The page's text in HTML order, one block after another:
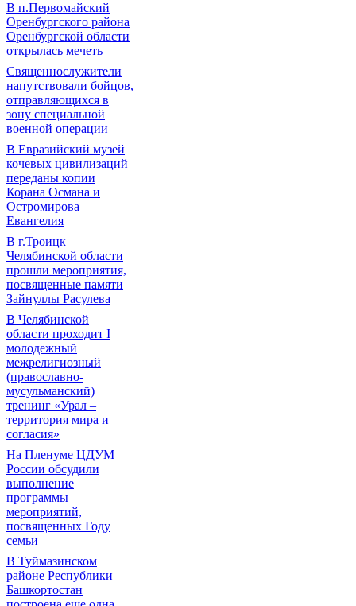
В п.Первомайский
Оренбургского района
Оренбургской области
открылась мечеть
Священнослужители
напутствовали бойцов,
отправляющихся в
зону специальной
военной операции
В Евразийский музей
кочевых цивилизаций
переданы копии
Корана Османа и
Остромирова
Евангелия
В г.Троицк
Челябинской области
прошли мероприятия,
посвященные памяти
Зайнуллы Расулева
В Челябинской
области проходит I
молодежный
межрелигиозный
(православно-
мусульманский)
тренинг «Урал –
территория мира и
согласия»
На Пленуме ЦДУМ
России обсудили
выполнение
программы
мероприятий,
посвященных Году
семьи
В Туймазинском
районе Республики
Башкортостан